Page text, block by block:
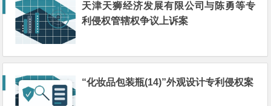
天津天狮经济发展有限公司与陈勇等专
利侵权管辖权争议上诉案
“化妆品包装瓶(14)”外观设计专利侵权案